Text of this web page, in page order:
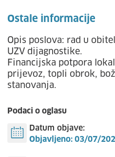
Ostale informacije
Opis poslova: rad u
UZV dijagnostike.
Financijska potpora
prijevoz, topli obrok,
stanovanja.
Podaci o oglasu
Datum objave:
Objavljeno: 03/07/